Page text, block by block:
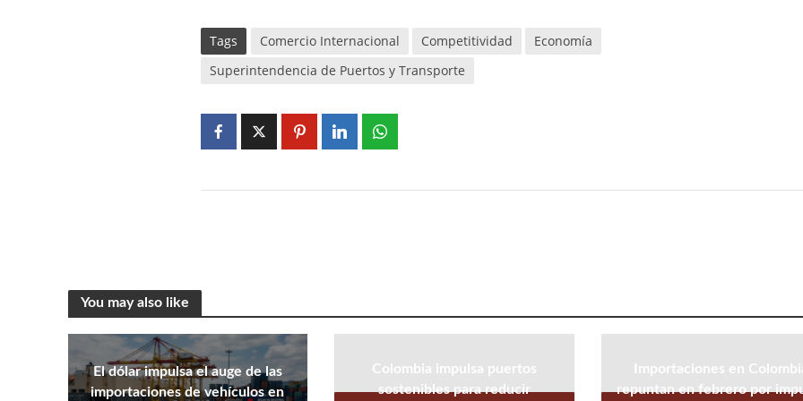
Tags Comercio Internacional Competitividad
Economía
Superintendencia de Puertos y Transporte
You may also like
El dólar impulsa el auge de las
importaciones de vehículos en
Colombia impulsa puertos
sostenibles para reducir
Importaciones en
repuntan en febrero por